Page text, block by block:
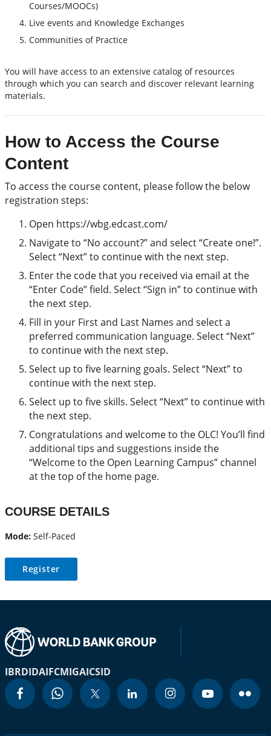
Courses/MOOCs)
Live events and Knowledge Exchanges
Communities of Practice
You will have access to an extensive catalog of resources
through which you can search and discover relevant learning
materials.
How to Access the Course
Content
To access the course content, please follow the below
registration steps:
Open https://wbg.edcast.com/
Navigate to “No account?” and select “Create one!”.
Select “Next” to continue with the next step.
Enter the code that you received via email at the
“Enter Code” field. Select “Sign in” to continue with
the next step.
Fill in your First and Last Names and select a
preferred communication language. Select “Next”
to continue with the next step.
Select up to five learning goals. Select “Next” to
continue with the next step.
Select up to five skills. Select “Next” to continue with
the next step.
Congratulations and welcome to the OLC! You’ll find
additional tips and suggestions inside the
“Welcome to the Open Learning Campus” channel
at the top of the home page.
COURSE DETAILS
Mode: Self-Paced
Register
IBRDIDAIFCMIGAICSID